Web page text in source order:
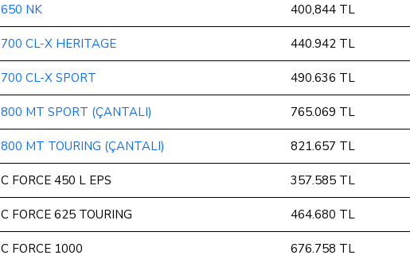
650 NK 400,844 TL
700 CL-X HERITAGE 440.942 TL
700 CL-X SPORT 490.636 TL
800 MT SPORT (ÇANTALI) 765.069 TL
800 MT TOURING (ÇANTALI) 821.657 TL
C FORCE 450 L EPS 357.585 TL
C FORCE 625 TOURING 464.680 TL
C FORCE 1000 676.758 TL